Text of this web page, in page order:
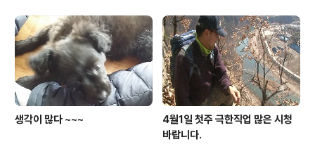
생각이 많다 ~~~
4월1일 첫주 극한직업 많은 시청
바랍니다.